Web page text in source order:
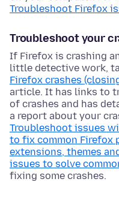
Troubleshoot Firefox
Troubleshoot your
If Firefox is crashing
little detective work,
Firefox crashes
article. It has links to
of crashes and has
a report about your
Troubleshoot issues
to fix common Firefox
extensions, themes
issues to solve
fixing some crashes.